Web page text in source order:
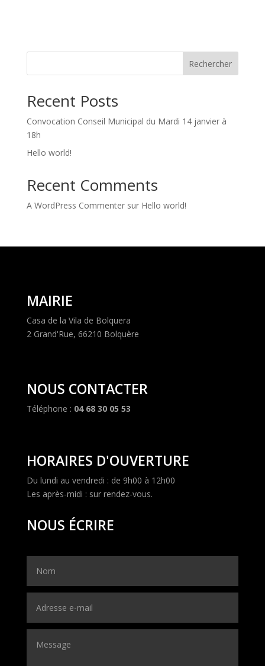
Rechercher
Recent Posts
Convocation Conseil Municipal du Mardi 14 janvier à
18h
Hello world!
Recent Comments
A WordPress Commentersur Hello world!
MAIRIE
Casa de la Vila de Bolquera
2 Grand'Rue, 66210 Bolquère
NOUS CONTACTER
Téléphone : 04 68 30 05 53
HORAIRES D'OUVERTURE
Du lundi au vendredi : de 9h00 à 12h00
Les après-midi : sur rendez-vous.
NOUS ÉCRIRE